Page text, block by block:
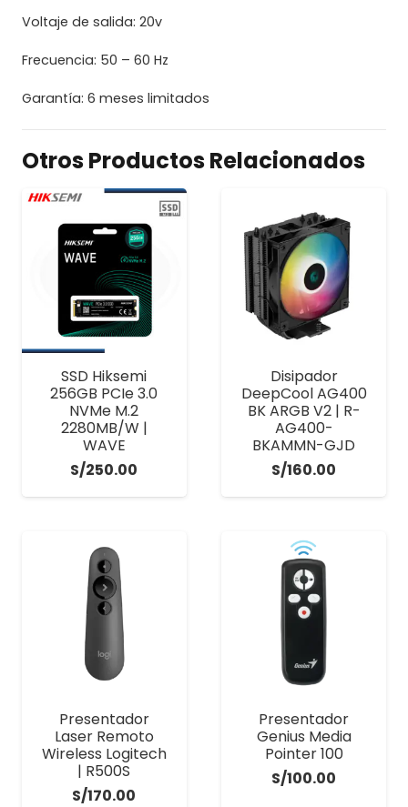
Voltaje de salida: 20v
Frecuencia: 50 – 60 Hz
Garantía: 6 meses limitados
Otros Productos Relacionados
SSD Hiksemi
256GB PCIe 3.0
NVMe M.2
2280MB/W |
WAVE
S/250.00
Disipador
DeepCool AG400
BK ARGB V2 | R-
AG400-
BKAMMN-GJD
S/160.00
Presentador
Laser Remoto
Wireless Logitech
| R500S
S/170.00
Presentador
Genius Media
Pointer 100
S/100.00